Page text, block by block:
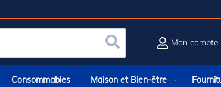
Rechercher
Mon compte
Consommables Maison et Bien-être